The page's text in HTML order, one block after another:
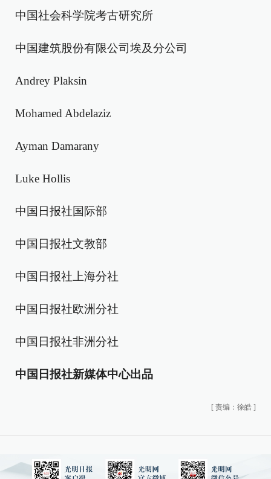
中国社会科学院考古研究所
中国建筑股份有限公司埃及分公司
Andrey Plaksin
Mohamed Abdelaziz
Ayman Damarany
Luke Hollis
中国日报社国际部
中国日报社文教部
中国日报社上海分社
中国日报社欧洲分社
中国日报社非洲分社
中国日报社新媒体中心出品
[ 责编：徐皓 ]